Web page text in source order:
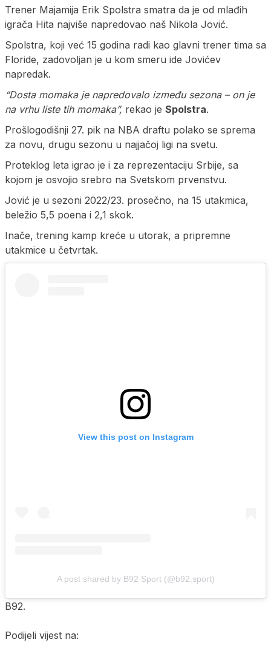
Trener Majamija Erik Spolstra smatra da je od mlađih
igrača Hita najviše napredovao naš Nikola Jović.
Spolstra, koji već 15 godina radi kao glavni trener tima sa
Floride, zadovoljan je u kom smeru ide Jovićev
napredak.
“Dosta momaka je napredovalo između sezona – on je
na vrhu liste tih momaka”, rekao je Spolstra.
Prošlogodišnji 27. pik na NBA draftu polako se sprema
za novu, drugu sezonu u najjačoj ligi na svetu.
Proteklog leta igrao je i za reprezentaciju Srbije, sa
kojom je osvojio srebro na Svetskom prvenstvu.
Jović je u sezoni 2022/23. prosečno, na 15 utakmica,
beležio 5,5 poena i 2,1 skok.
Inače, trening kamp kreće u utorak, a pripremne
utakmice u četvrtak.
View this post on Instagram
A post shared by B92 Sport (@b92.sport)
B92.
Podijeli vijest na: